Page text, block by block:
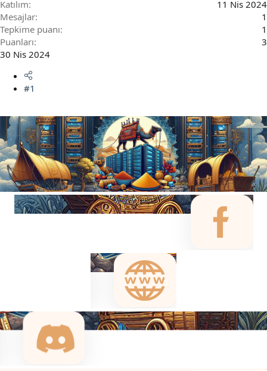
Katılım
11 Nis 2024
Mesajlar
1
Tepkime puanı
1
Puanları
3
30 Nis 2024
#1